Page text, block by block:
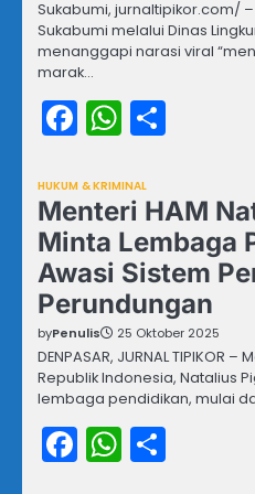
Sukabumi, jurnaltipikor.com/
Sukabumi melalui Dinas
menanggapi narasi viral
marak…
Facebook
HUKUM & KRIMINAL
Menteri HAM
Minta Lembaga
Awasi Sistem
Perundungan
byPenulis 25 Oktober 2025
DENPASAR, JURNAL TIPIKOR
Republik Indonesia, Natalius
lembaga pendidikan, mulai
Facebook